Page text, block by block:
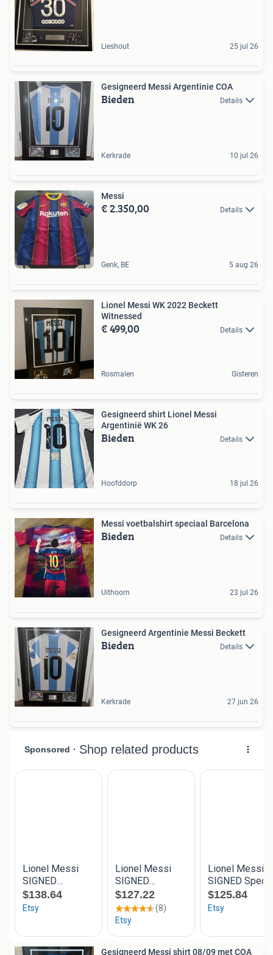
Lieshout 25 jul 26
Gesigneerd Messi Argentinie COA
Bieden Details
Kerkrade 10 jul 26
Messi
€ 2.350,00 Details
Genk, BE 5 aug 26
Lionel Messi WK 2022 Beckett
Witnessed
€ 499,00 Details
Rosmalen Gisteren
Gesigneerd shirt Lionel Messi
Argentinië WK 26
Bieden Details
Hoofddorp 18 jul 26
Messi voetbalshirt speciaal Barcelona
Bieden Details
Uithoorn 23 jul 26
Gesigneerd Argentinie Messi Beckett
Bieden Details
Kerkrade 27 jun 26
Gesigneerd Messi shirt 08/09 met COA